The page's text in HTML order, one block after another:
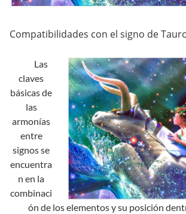
Compatibilidades con el signo de
Las
claves
básicas de
las
armonías
entre
signos se
encuentra
n en la
combinaci
ón de los elementos y su posición